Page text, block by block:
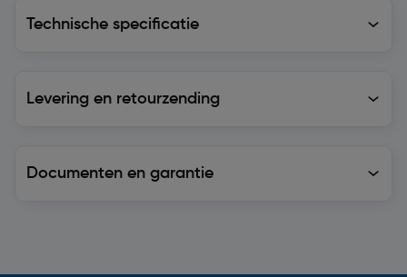
Technische specificatie
Levering en retourzending
Documenten en garantie